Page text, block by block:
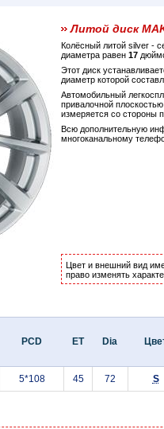
Литой диск
Колёсный литой silver -
диаметра равен 17
Этот диск
диаметр которой
Автомобильный
привалочной
измеряется со стороны
Всю дополнительную
многоканальному
Цвет и внешний вид
право изменять
PCD ET Dia
5*108 45 72 S